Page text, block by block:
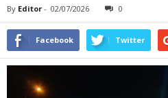
By Editor - 02/07/2026 0
Facebook Twitter